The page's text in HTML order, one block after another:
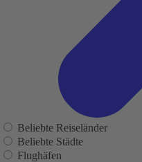
Beliebte Reiseländer
Beliebte Städte
Flughäfen